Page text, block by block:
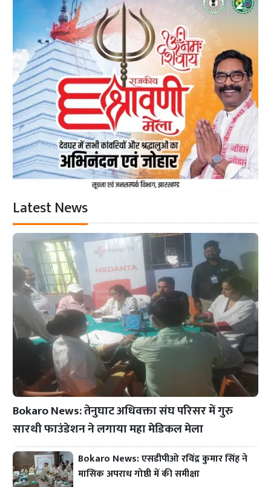
Latest News
Bokaro News: तेनुघाट अधिवक्ता संघ परिसर में गुरु
सारथी फाउंडेशन ने लगाया महा मेडिकल मेला
Bokaro News: एसडीपीओ रविंद्र कुमार सिंह ने
मासिक अपराध गोष्ठी में की समीक्षा